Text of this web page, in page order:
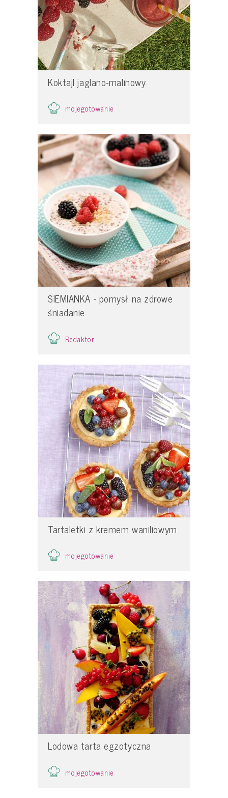
Koktajl jaglano-malinowy
mojegotowanie
SIEMIANKA - pomysł na zdrowe
śniadanie
Redaktor
Tartaletki z kremem waniliowym
mojegotowanie
Lodowa tarta egzotyczna
mojegotowanie